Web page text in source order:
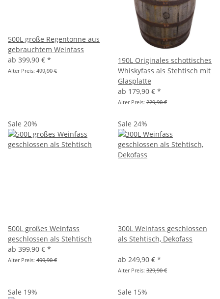
500L große Regentonne aus
gebrauchtem Weinfass
ab 399,90 € *
Alter Preis: 499,90 €
190L Originales schottisches
Whiskyfass als Stehtisch mit
Glasplatte
ab 179,90 € *
Alter Preis: 229,90 €
Sale 20%
500L großes Weinfass
geschlossen als Stehtisch
ab 399,90 € *
Alter Preis: 499,90 €
Sale 24%
300L Weinfass geschlossen
als Stehtisch, Dekofass
ab 249,90 € *
Alter Preis: 329,90 €
Sale 19% Sale 15%